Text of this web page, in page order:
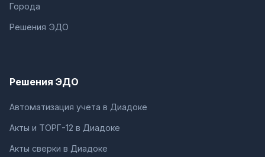
Города
Решения ЭДО
Решения ЭДО
Автоматизация учета в Диадоке
Акты и ТОРГ-12 в Диадоке
Акты сверки в Диадоке